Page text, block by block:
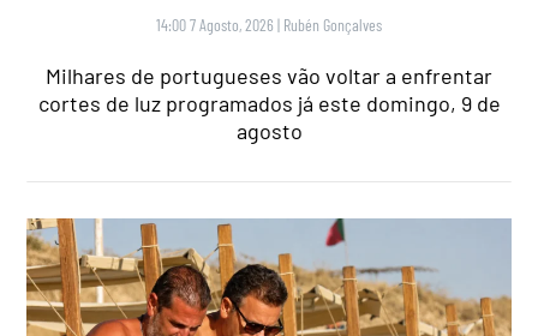
14:00 7 Agosto, 2026 | Rubén Gonçalves
Milhares de portugueses vão voltar a enfrentar
cortes de luz programados já este domingo, 9 de
agosto